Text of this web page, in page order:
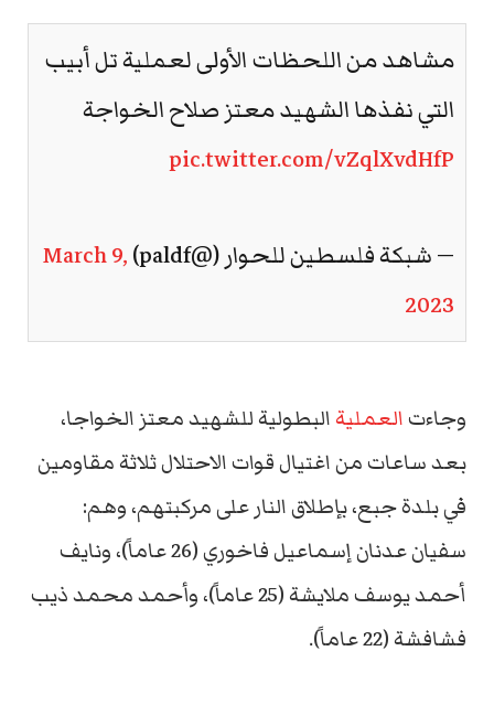
مشاهد من اللحظات الأولى لعملية تل أبيب
التي نفذها الشهيد معتز صلاح الخواجة
pic.twitter.com/vZqlXvdHfP
— شبكة فلسطين للحوار (@paldf)
March 9,
2023
وجاءتالعمليةالبطولية للشهيد معتز الخواجا،
بعد ساعات من اغتيال قوات الاحتلال ثلاثة مقاومين
في بلدة جبع، بإطلاق النار على مركبتهم، وهم:
سفيان عدنان إسماعيل فاخوري (26 عاماً)، ونايف
أحمد يوسف ملايشة (25 عاماً)، وأحمد محمد ذيب
فشافشة (22 عاماً).